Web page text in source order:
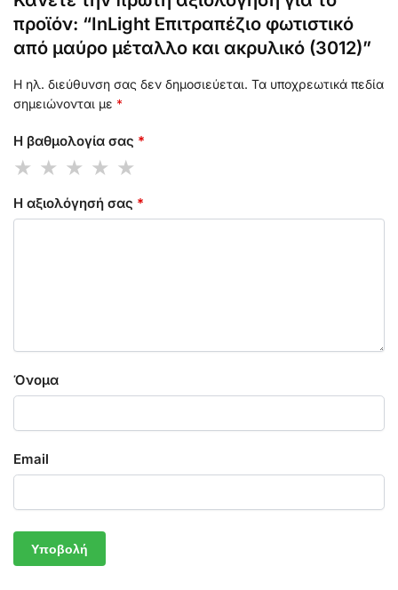
προϊόν: “InLight Επιτραπέζιο φωτιστικό
από μαύρο μέταλλο και ακρυλικό (3012)”
Η ηλ. διεύθυνση σας δεν δημοσιεύεται. Τα υποχρεωτικά πεδία
σημειώνονται με *
Η βαθμολογία σας *
Η αξιολόγησή σας *
Όνομα
Email